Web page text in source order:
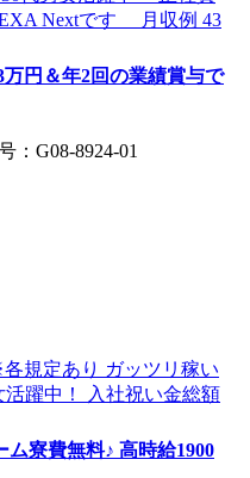
万円＆年2回の業績賞与で
G08-8924-01
寮費無料♪ 高時給1900